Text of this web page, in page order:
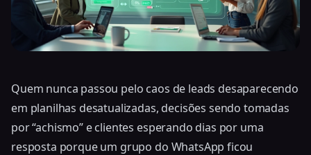
Quem nunca passou pelo caos de leads desaparecendo
em planilhas desatualizadas, decisões sendo tomadas
por “achismo” e clientes esperando dias por uma
resposta porque um grupo do WhatsApp ficou